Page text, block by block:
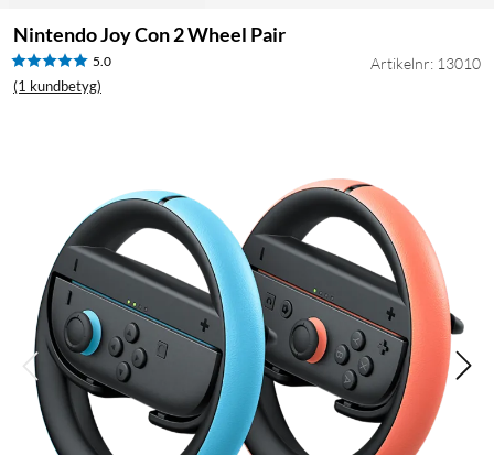
Nintendo Joy Con 2 Wheel Pair
5.0
(1 kundbetyg)
Artikelnr: 13010